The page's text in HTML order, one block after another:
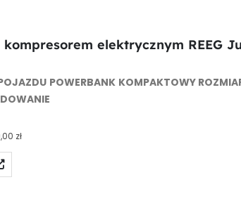
elektrycznym REEG
POWERBANK KOMPAKTOWY
zł